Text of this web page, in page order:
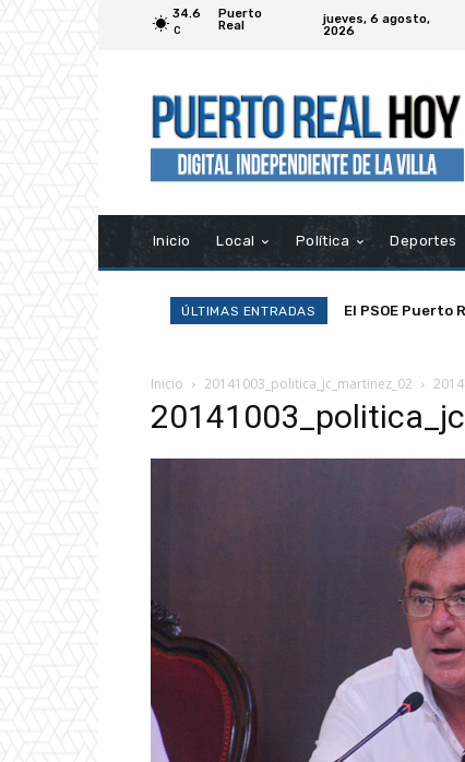
34.6
C
Puerto
Real
jueves, 6 agosto,
2026
Inicio Local Política Deportes
ÚLTIMAS ENTRADAS
El PSOE Puerto
Inicio 20141003_politica_jc_martinez_02